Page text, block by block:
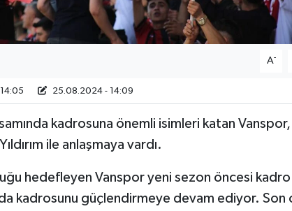
A-
25.08.2024 - 14:09
kadrosuna önemli isimleri katan Vanspor,
ile anlaşmaya vardı.
hedefleyen Vanspor yeni sezon öncesi kadro
kadrosunu güçlendirmeye devam ediyor. Son